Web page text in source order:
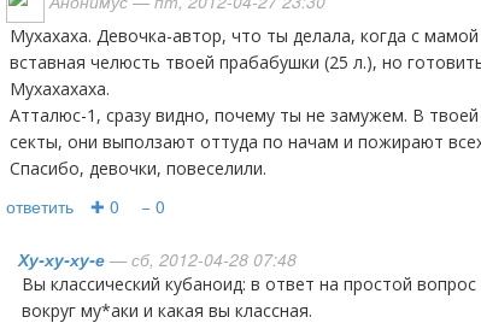
Мухахаха. Девочка-автор, что ты делала, когда с мамой жила? Я, может, древняя, как
вставная челюсть твоей прабабушки (25 л.), но
Мухахахаха.
Атталюс-1, сразу видно, почему ты не замужем. В
секты, они выползают оттуда по начам и пожирают
Спасибо, девочки, повеселили.
ответить ✚ 0 − 0
Ху-ху-ху-е — сб, 2012-04-28 07:48
Вы классический кубаноид: в ответ на простой вопрос сложно рассказываете какие все
вокруг му*аки и какая вы классная.